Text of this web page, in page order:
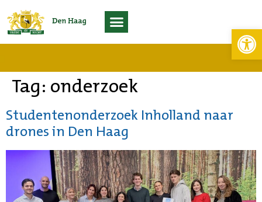
Tag: onderzoek
Studentenonderzoek Inholland naar
drones in Den Haag